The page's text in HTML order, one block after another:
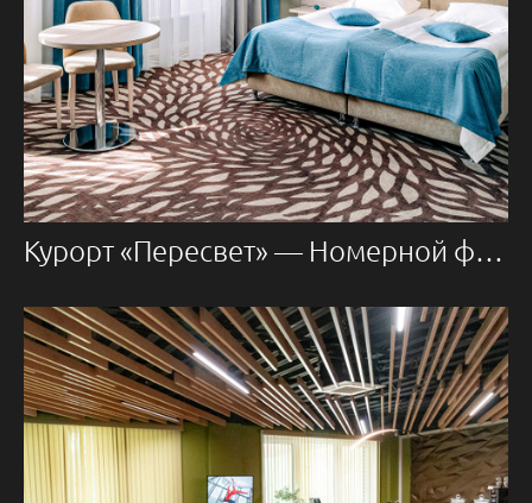
Курорт «Пересвет» — Номерной фонд